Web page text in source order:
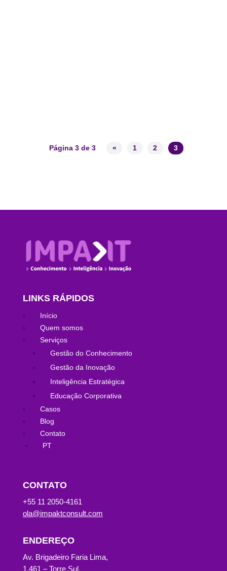
Página 3 de 3 « 1 2 3
LINKS RÁPIDOS
Início
Quem somos
Serviços
Gestão do Conhecimento
Gestão da Inovação
Inteligência Estratégica
Educação Corporativa
Casos
Blog
Contato
PT
CONTATO
+55 11 2050-4161
ola@impaktconsult.com
ENDEREÇO
Av. Brigadeiro Faria Lima,
1.461 – Torre Sul